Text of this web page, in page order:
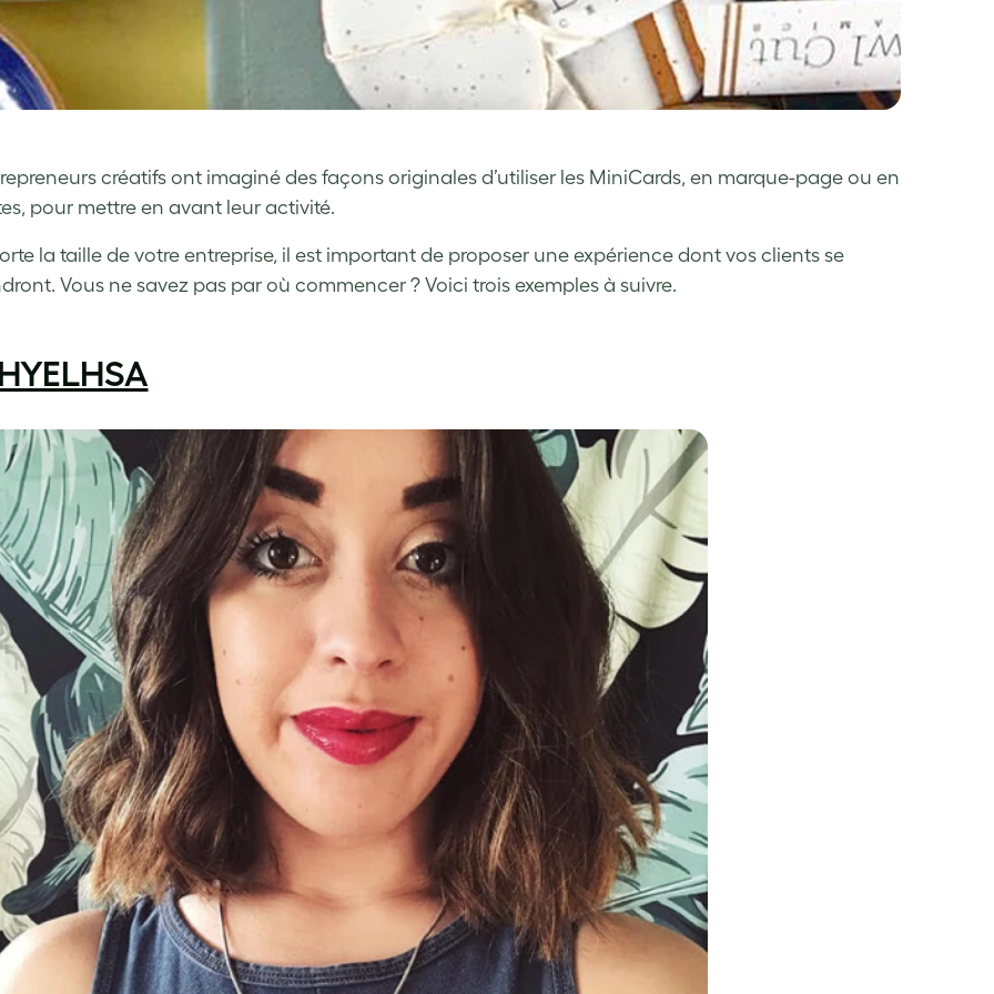
créatifs ont imaginé des façons originales d’utiliser les MiniCards, en marque-page ou en
pour mettre en avant leur activité.
la taille de votre entreprise, il est important de proposer une expérience dont vos clients se
Vous ne savez pas par où commencer ? Voici trois exemples à suivre.